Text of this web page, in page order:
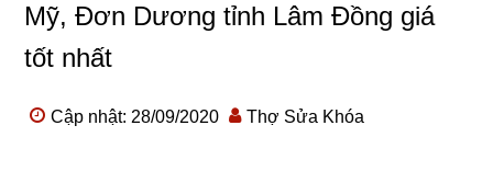
Mỹ, Đơn Dương tỉnh Lâm Đồng giá
tốt nhất
Cập nhật: 28/09/2020 Thợ Sửa Khóa